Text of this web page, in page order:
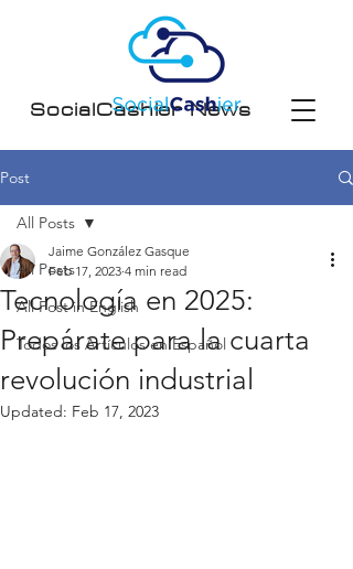
SocialCashier News
Post
All Posts
All Post in English
Todos los Artículos en Español
All Posts
Tecnología en 2025:
Prepárate para la cuarta
revolución industrial
Jaime González Gasque
Feb 17, 2023 4 min read
Updated: Feb 17, 2023